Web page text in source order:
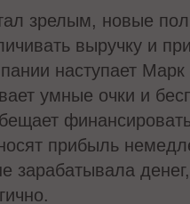
зрелым, новые
выручку и
наступает Марк
умные очки и
прибыль
зарабатывала